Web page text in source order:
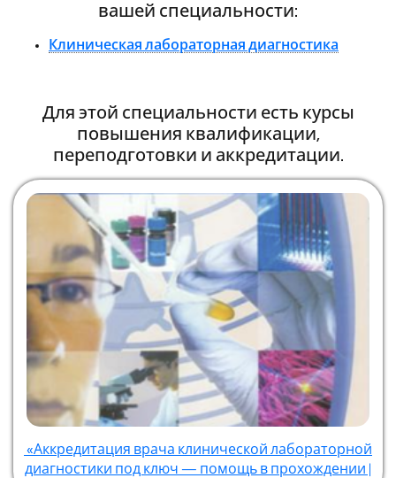
вашей специальности:
Клиническая лабораторная диагностика
Для этой специальности есть курсы
повышения квалификации,
переподготовки и аккредитации.
«Аккредитация врача клинической лабораторной
диагностики под ключ — помощь в прохождении |